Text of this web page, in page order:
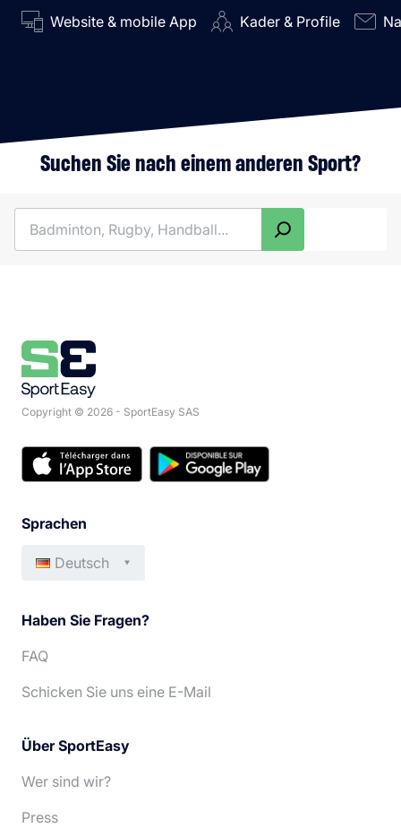
Website & mobile App Kader & Profile
Suchen Sie nach einem anderen Sport?
Copyright © 2026 - SportEasy SAS
Sprachen
Deutsch
Español Nederlands
Haben Sie Fragen?
FAQ
Schicken Sie uns eine E-Mail
Über SportEasy
Wer sind wir?
Press